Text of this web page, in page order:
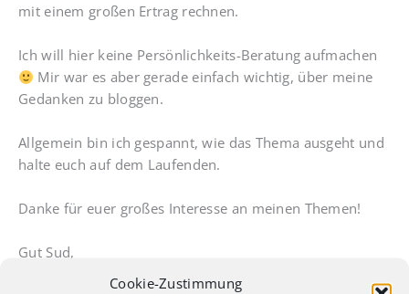
Cookie-Zustimmung
mit einem großen Ertrag rechnen.
Ich will hier keine Persönlichkeits-Beratung aufmachen
Mir war es aber gerade einfach wichtig, über meine
Gedanken zu bloggen.
Allgemein bin ich gespannt, wie das Thema ausgeht und
halte euch auf dem Laufenden.
Danke für euer großes Interesse an meinen Themen!
Gut Sud,